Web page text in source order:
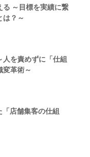
～目標を実績に繋
は？～
を責めずに「仕組
変革術​～
店舗集客の仕組